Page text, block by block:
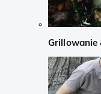
Grillowanie